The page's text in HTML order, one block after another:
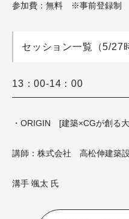
参加費：無料 ※事前登録制
セッション一覧（5/27
13：00-14：00
・ORIGIN [建築×CGが創る
講師：株式会社 高松伸建築
溝手 颯太 氏